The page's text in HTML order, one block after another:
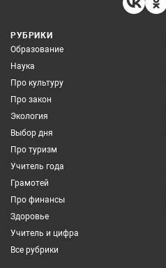
РУБРИКИ
Образование
Наука
Про культуру
Про закон
Экология
Выбор дня
Про туризм
Учитель года
Грамотей
Про финансы
Здоровье
Учитель и цифра
Все рубрики